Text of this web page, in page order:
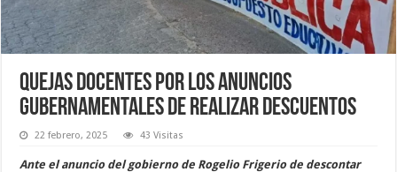
Quejas docentes por los anuncios
gubernamentales de realizar descuentos
22 febrero, 2025 43 Visitas
Ante el anuncio del gobierno de Rogelio Frigerio de descontar